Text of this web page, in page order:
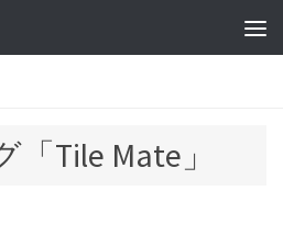
Tile Mate」